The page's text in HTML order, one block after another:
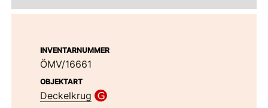
INVENTARNUMMER
ÖMV/16661
OBJEKTART
Deckelkrug